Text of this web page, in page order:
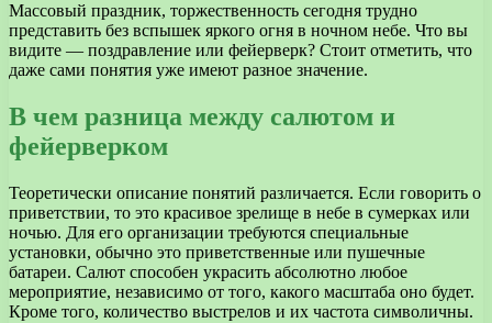
Массовый праздник, торжественность сегодня трудно
представить без вспышек яркого огня в ночном небе. Что вы
видите — поздравление или фейерверк? Стоит отметить, что
даже сами понятия уже имеют разное значение.
В чем разница между салютом и
фейерверком
Теоретически описание понятий различается. Если говорить о
приветствии, то это красивое зрелище в небе в сумерках или
ночью. Для его организации требуются специальные
установки, обычно это приветственные или пушечные
батареи. Салют способен украсить абсолютно любое
мероприятие, независимо от того, какого масштаба оно будет.
Кроме того, количество выстрелов и их частота символичны.